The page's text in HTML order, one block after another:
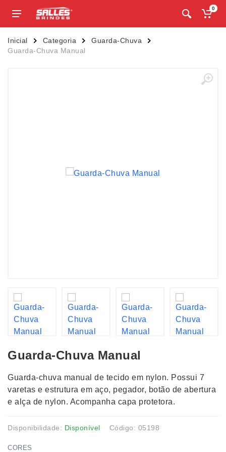
0
Inicial Categoria
Guarda-Chuva
Guarda-Chuva Manual
Guarda-Chuva Manual
Guarda-chuva manual de tecido em nylon. Possui 7
varetas e estrutura em aço, pegador, botão de abertura
e alça de nylon. Acompanha capa protetora.
Disponibilidade: Disponível Código: 05198
CORES